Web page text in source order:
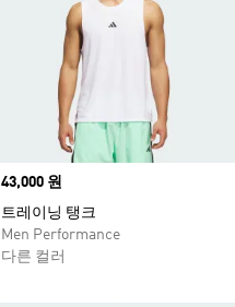
Price
43,000 원
트레이닝 탱크
Men Performance
다른 컬러